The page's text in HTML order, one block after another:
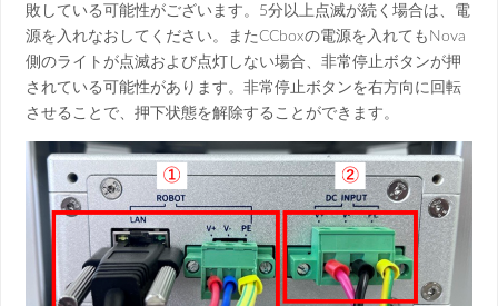
敗している可能性がございます。5分以上点滅が続く場合は、電
源を入れなおしてください。またCCboxの電源を入れてもNova
側のライトが点滅および点灯しない場合、非常停止ボタンが押
されている可能性があります。非常停止ボタンを右方向に回転
させることで、押下状態を解除することができます。